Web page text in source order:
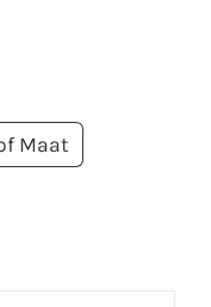
Maat